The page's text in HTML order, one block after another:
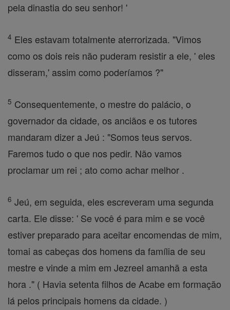
pela dinastia do seu senhor! '
4 Eles estavam totalmente aterrorizada. "Vimos
como os dois reis não puderam resistir a ele, ' eles
disseram,' assim como poderíamos ?"
5 Consequentemente, o mestre do palácio, o
governador da cidade, os anciãos e os tutores
mandaram dizer a Jeú : "Somos teus servos.
Faremos tudo o que nos pedir. Não vamos
proclamar um rei ; ato como achar melhor .
6 Jeú, em seguida, eles escreveram uma segunda
carta. Ele disse: ' Se você é para mim e se você
estiver preparado para aceitar encomendas de mim,
tomai as cabeças dos homens da família de seu
mestre e vinde a mim em Jezreel amanhã a esta
hora ." ( Havia setenta filhos de Acabe em formação
lá pelos principais homens da cidade. )